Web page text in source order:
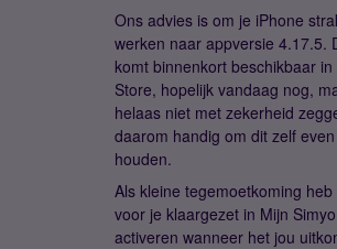
Ons advies is om je iPhone
werken naar appversie 4.17.5.
komt binnenkort beschikbaar
Store, hopelijk vandaag nog,
helaas niet met zekerheid
daarom handig om dit zelf
houden.
Als kleine tegemoetkoming
voor je klaargezet in Mijn
activeren wanneer het jou